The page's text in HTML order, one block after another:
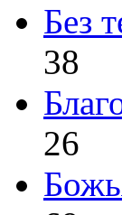
Без
38
26